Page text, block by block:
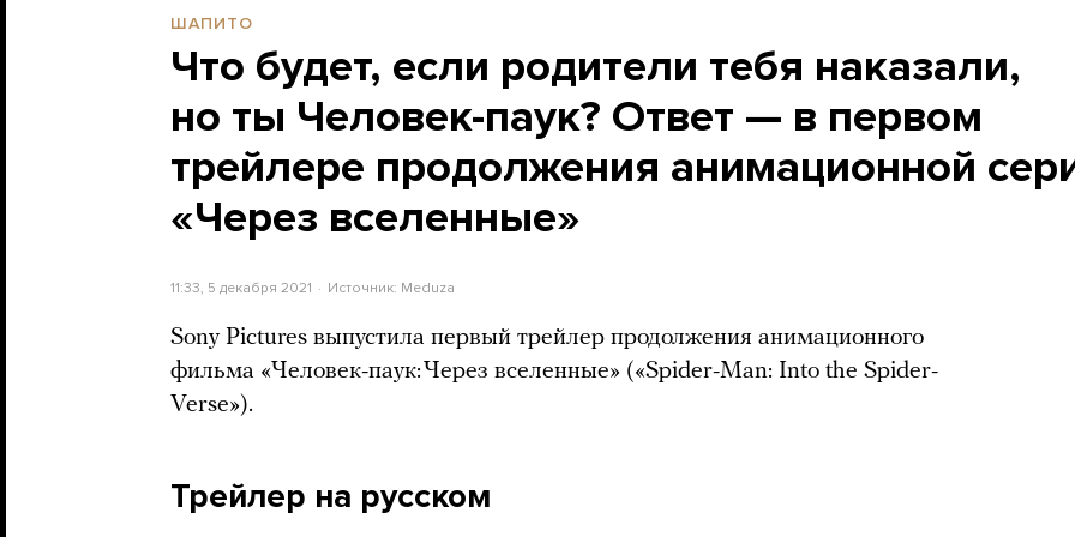
ШАПИТО
Что будет, если родители тебя наказали,
но ты Человек-паук? Ответ — в первом
трейлере продолжения анимационной
«Через вселенные»
11:33, 5 декабря 2021 Источник: Meduza
Sony Pictures выпустила первый трейлер продолжения анимационного
фильма «Человек-паук: Через вселенные» («Spider-Man: Into the Spider-
Verse»).
Трейлер на русском